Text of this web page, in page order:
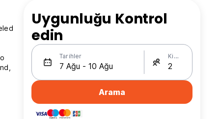
Uygunluğu Kontrol
edin
Tarihler Kişi Sayısı
Arama